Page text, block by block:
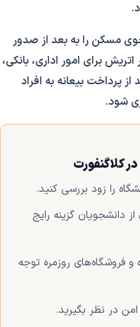
مسکن را به بعد از صدور
برای امور اداری، بانکی،
پرداخت بیعانه به افراد
شود.
کلاگنفورت
را زود بررسی کنید.
دانشجویان گزینه رایج
فروشگاه‌های روزمره توجه
در نظر بگیرید.